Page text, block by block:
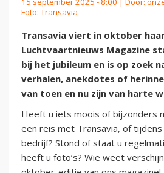
Foto: Transavia
Transavia viert in oktober
Luchtvaartnieuws Magazine
bij het jubileum en is op zoek
verhalen, anekdotes of
van toen en nu zijn van harte
Heeft u iets moois of bijzonders
een reis met Transavia, of
bedrijf? Stond of staat u
heeft u foto’s? Wie weet